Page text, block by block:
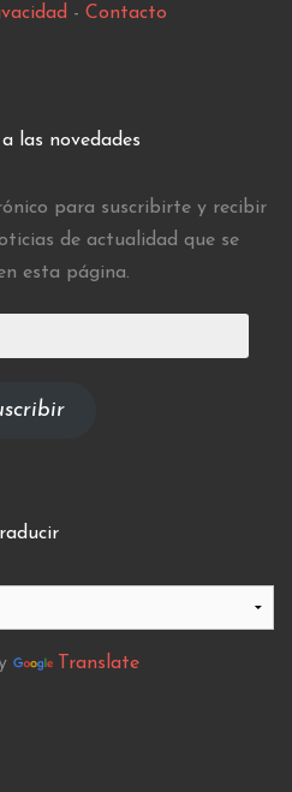
- Contacto
las novedades
para suscribirte y recibir
de actualidad que se
esta página.
Translate